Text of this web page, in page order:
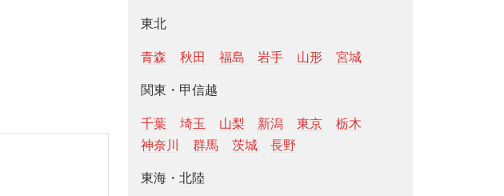
東北
青森 秋田 福島 岩手 山形 宮城
関東・甲信越
千葉 埼玉 山梨 新潟 東京
栃木
神奈川
群馬 茨城 長野
東海・北陸